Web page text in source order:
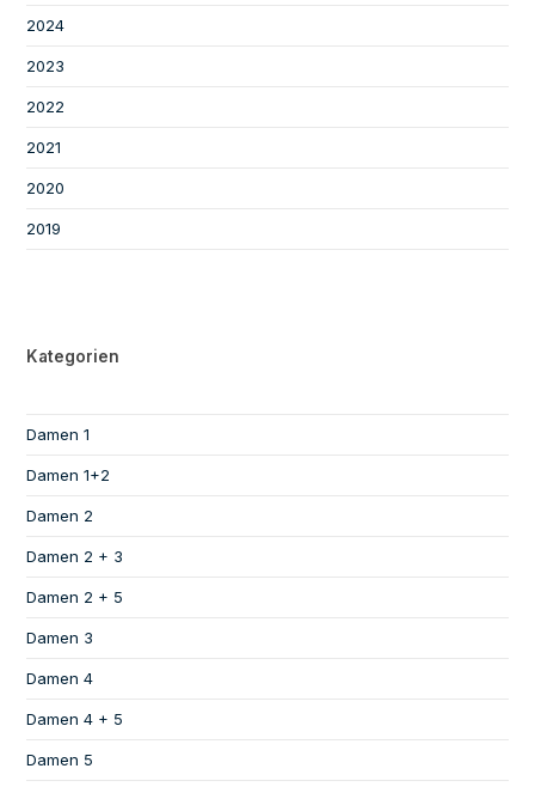
2024
2023
2022
2021
2020
2019
Kategorien
Damen 1
Damen 1+2
Damen 2
Damen 2 + 3
Damen 2 + 5
Damen 3
Damen 4
Damen 4 + 5
Damen 5